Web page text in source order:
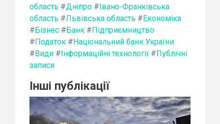
область #Дніпро #Івано-Франківська
область #Львівська область #Економіка
#Бізнес #Банк #Підприємництво
#Податок #Національний банк України
#Види #Інформаційні технології #Публічні
записи
Інші публікації